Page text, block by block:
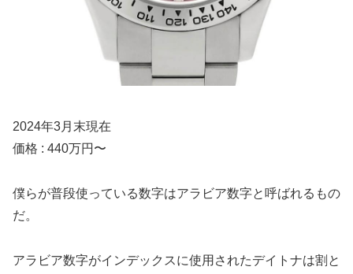
2024年3月末現在
価格 : 440万円〜
僕らが普段使っている数字はアラビア数字と呼ばれるもの
だ。
アラビア数字がインデックスに使用されたデイトナは割と